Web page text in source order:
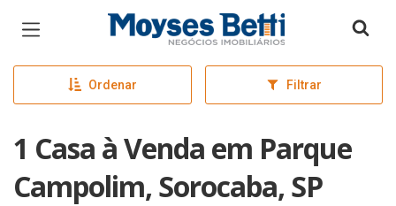
Página inicial
Ordenar Filtrar
1 Casa à Venda em Parque
Campolim, Sorocaba, SP